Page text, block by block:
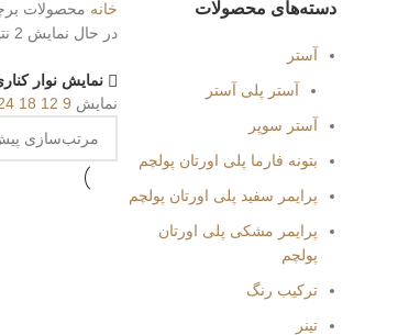
دسته‌های محصولات
آستر
آستر پلی آستر
آستر سوپر
بتونه فارما پلی اورتان پولچم
پرایمر سفید پلی اورتان پولچم
پرایمر مشکی پلی اورتان
پولچم
ترکیب رنگ
تینر
خانه محصولات
در حال نمایش 2 نتیجه
نمایش نوار
نمایش 9
12
18